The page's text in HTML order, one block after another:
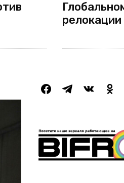
релокации
facebooktelegramvkontakte